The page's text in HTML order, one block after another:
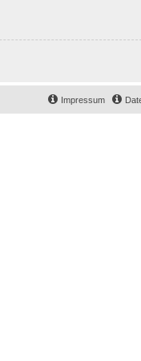
Impressum